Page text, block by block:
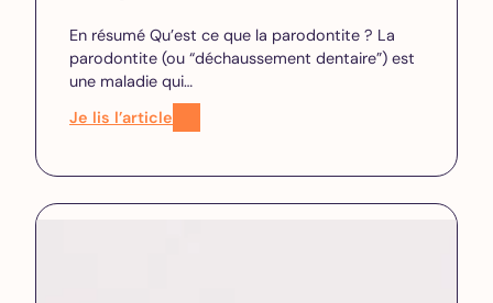
En résumé Qu’est ce que la parodontite ? La
parodontite (ou “déchaussement dentaire”) est
une maladie qui…
Je lis l’article